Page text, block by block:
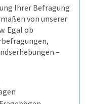
Ihrer Befragung
von unserer
Egal ob
–